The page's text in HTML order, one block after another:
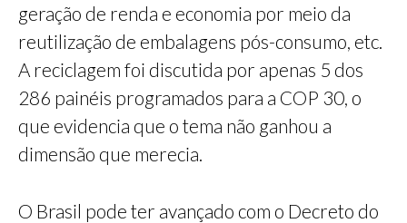
geração de renda e economia por meio da
reutilização de embalagens pós-consumo, etc.
A reciclagem foi discutida por apenas 5 dos
286 painéis programados para a COP 30, o
que evidencia que o tema não ganhou a
dimensão que merecia.
O Brasil pode ter avançado com o Decreto do